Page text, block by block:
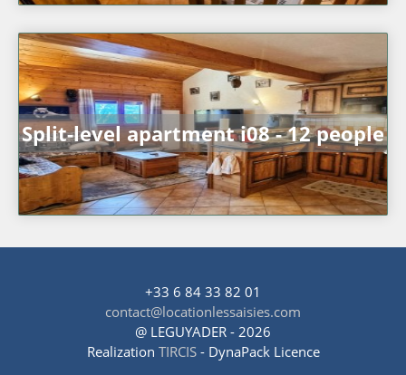
Split-level apartment i08 - 12 people
+33 6 84 33 82 01
contact@locationlessaisies.com
@ LEGUYADER - 2026
Realization TIRCIS- DynaPack Licence